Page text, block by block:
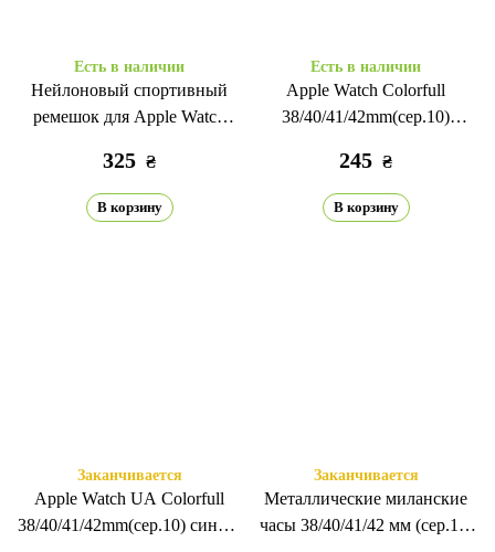
Есть в наличии
Нейлоновый спортивный
ремешок для Apple Watch
алебастровый синий
325 ₴
В корзину
Есть в наличии
Apple Watch Colorfull
38/40/41/42mm(сер.10)
245 ₴
В корзину
Заканчивается
Apple Watch UA Colorfull
38/40/41/42mm(сер.10) синий/
Заканчивается
Металлические миланские
часы 38/40/41/42 мм (сер.10)